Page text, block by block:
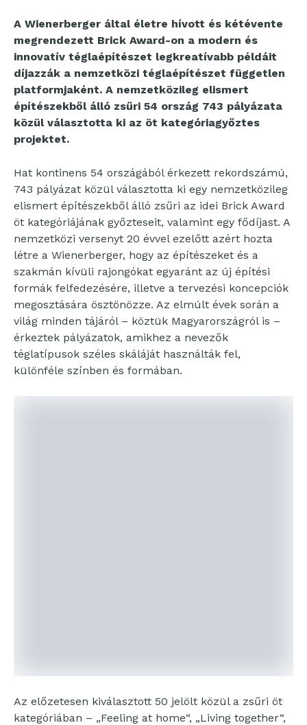
A Wienerberger által életre hívott és kétévente
megrendezett Brick Award-on a modern és
innovatív téglaépítészet legkreatívabb példáit
díjazzák a nemzetközi téglaépítészet független
platformjaként. A nemzetközileg elismert
építészekből álló zsűri 54 ország 743 pályázata
közül választotta ki az öt kategóriagyőztes
projektet.
Hat kontinens 54 országából érkezett rekordszámú,
743 pályázat közül választotta ki egy nemzetközileg
elismert építészekből álló zsűri az idei Brick Award
öt kategóriájának győzteseit, valamint egy fődíjast. A
nemzetközi versenyt 20 évvel ezelőtt azért hozta
létre a Wienerberger, hogy az építészeket és a
szakmán kívüli rajongókat egyaránt az új építési
formák felfedezésére, illetve a tervezési koncepciók
megosztására ösztönözze. Az elmúlt évek során a
világ minden tájáról – köztük Magyarországról is –
érkeztek pályázatok, amikhez a nevezők
téglatípusok széles skáláját használták fel,
különféle színben és formában.
Az előzetesen kiválasztott 50 jelölt közül a zsűri öt
kategóriában – „Feeling at home“, „Living together“,